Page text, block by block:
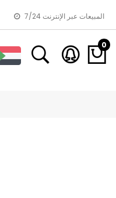
7/24 المبيعات عبر الإنترنت
0